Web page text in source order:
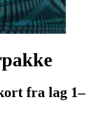
fra lag 1–